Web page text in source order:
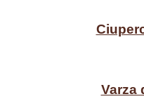
Varza